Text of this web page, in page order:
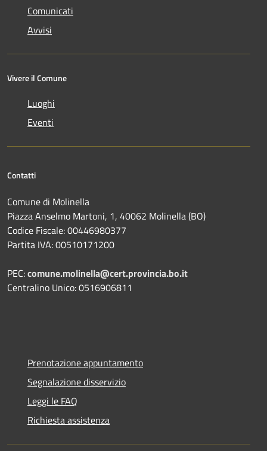
Comunicati
Avvisi
Vivere il Comune
Luoghi
Eventi
Contatti
Comune di Molinella
Piazza Anselmo Martoni, 1, 40062 Molinella (BO)
Codice Fiscale: 00446980377
Partita IVA: 00510171200
PEC:comune.molinella@cert.provincia.bo.it
Centralino Unico: 0516906811
Prenotazione appuntamento
Segnalazione disservizio
Leggi le FAQ
Richiesta assistenza